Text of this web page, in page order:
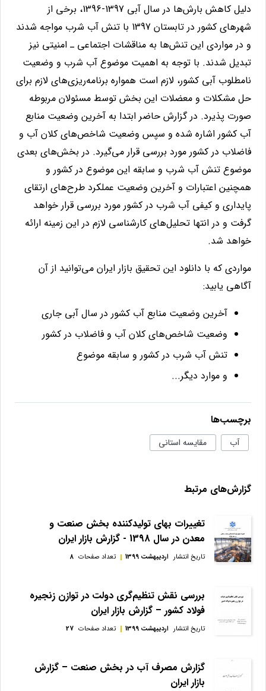
دليل کاهش بارش‌ها در سال آبی 1397-1396، برخی از
شهرهای کشور در تابستان 1397 با تنش آب شرب مواجه شدند
و در مواردی این تنش‌ها به مناقشات اجتماعی ـ امنيتی نيز
تبدیل شدند. با توجه به اهميت موضوع آب شرب و وضعيت
نامطلوب آبی کشور، لازم است همواره برنامه‌ریزی‌های لازم برای
حل مشكلات و معضلات این بخش توسط مسئولان مربوطه
صورت پذیرد. در گزارش حاضر ابتدا به آخرین وضعيت منابع
آب کشور اشاره شده و سپس وضعيت شاخص‌های کلان آب و
فاضلاب در کشور مورد بررسی قرار می‌گيرد. در بخش‌های بعدی
موضوع تنش آب شرب و سابقه این موضوع در کشور و
همچنين اعتبارات و آخرین وضعيت عملكرد طرح‌های ارتقای
پایداری و کيفی آب شرب در کشور مورد بررسی قرار خواهد
گرفت و در انتها تحليل‌های کارشناسی لازم در این زمينه ارائه
خواهد شد.
مواردی که با دانلود این تحقیق بازار ایران می‌توانید از آن
آگاهی یابید:
آخرين وضعيت منابع آب كشور در سال آبی جاری
وضعيت شاخص‌های كلان آب و فاضلاب در كشور
تنش آب شرب در كشور و سابقه موضوع
و موارد دیگر...
برچسب‌ها
آب مقایسه استانی
گزارش‌های مرتبط
تغییرات بهای تولیدکننده بخش صنعت و
معدن در سال 1398 - گزارش بازار ایران
تاریخ انتشار اردیبهشت 1399 تعداد صفحات 8
بررسی نقش تنظیم‌گری دولت در توازن زنجیره
فولاد کشور – گزارش بازار ایران
تاریخ انتشار اردیبهشت 1399 تعداد صفحات 27
گزارش مصرف آب در بخش صنعت – گزارش
بازار ایران